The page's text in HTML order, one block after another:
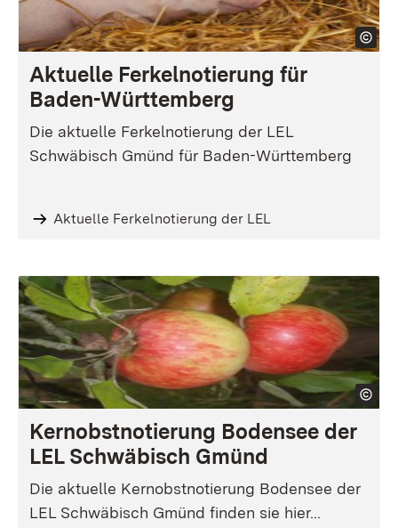
Aktuelle Ferkelnotierung für
Baden-Württemberg
Die aktuelle Ferkelnotierung der LEL
Schwäbisch Gmünd für Baden-Württemberg
Aktuelle Ferkelnotierung der LEL
Kernobstnotierung Bodensee der
LEL Schwäbisch Gmünd
Die aktuelle Kernobstnotierung Bodensee der
LEL Schwäbisch Gmünd finden sie hier...